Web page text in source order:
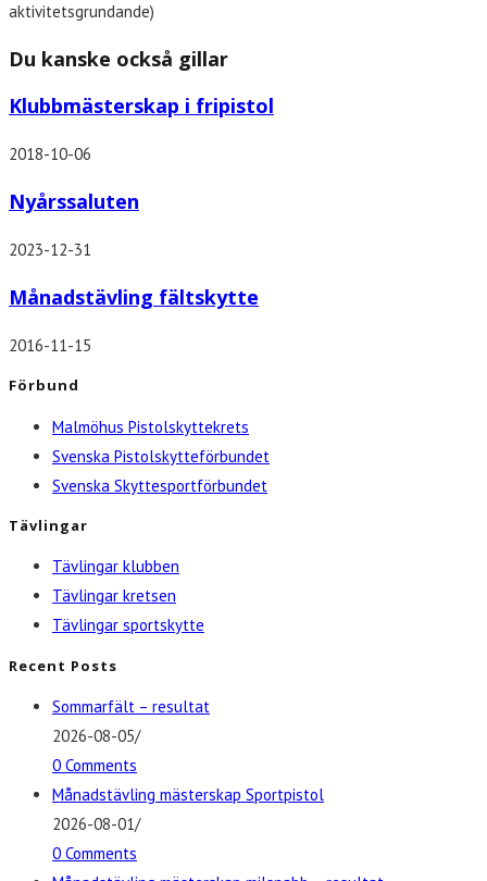
aktivitetsgrundande)
Du kanske också gillar
Klubbmästerskap i fripistol
2018-10-06
Nyårssaluten
2023-12-31
Månadstävling fältskytte
2016-11-15
Förbund
Malmöhus Pistolskyttekrets
Svenska Pistolskytteförbundet
Svenska Skyttesportförbundet
Tävlingar
Tävlingar klubben
Tävlingar kretsen
Tävlingar sportskytte
Recent Posts
Sommarfält – resultat
2026-08-05/
0 Comments
Månadstävling mästerskap Sportpistol
2026-08-01/
0 Comments